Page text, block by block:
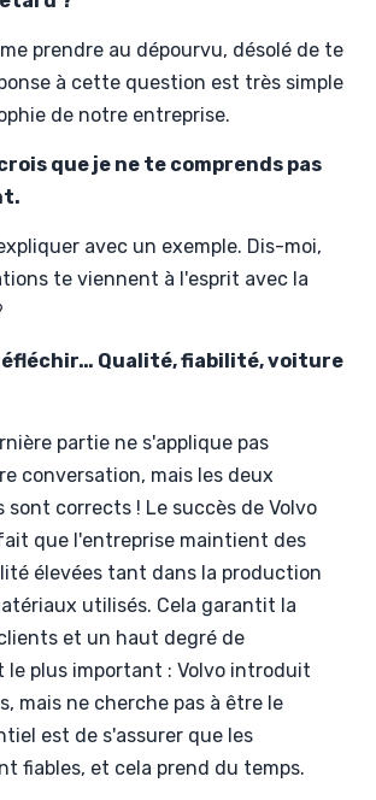
prendre au dépourvu, désolé de te
à cette question est très simple
de notre entreprise.
que je ne te comprends pas
avec un exemple. Dis-moi,
te viennent à l'esprit avec la
Qualité, fiabilité, voiture
partie ne s'applique pas
conversation, mais les deux
sont corrects ! Le succès de Volvo
que l'entreprise maintient des
élevées tant dans la production
utilisés. Cela garantit la
et un haut degré de
le plus important : Volvo introduit
mais ne cherche pas à être le
est de s'assurer que les
fiables, et cela prend du temps.